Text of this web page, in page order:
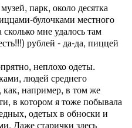
парк, около десятка
булочками местного
сколько мне удалось там
рублей - да-да, пиццей
неплохо одеты.
людей среднего
как, например, в том же
в котором я тоже побывала
одетых в обноски и
Даже старички здесь